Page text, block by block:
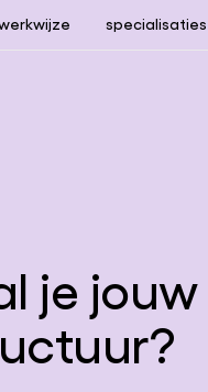
specialisaties
je jouw